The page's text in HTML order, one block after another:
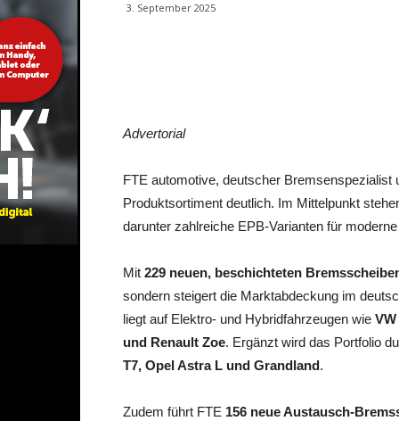
3. September 2025
Advertorial
FTE automotive, deutscher Bremsenspezialist
Produktsortiment deutlich. Im Mittelpunkt
darunter zahlreiche EPB-Varianten für
Mit 229 neuen, beschichteten
sondern steigert die Marktabdeckung im
liegt auf Elektro- und Hybridfahrzeugen wie
und Renault Zoe. Ergänzt wird das Portfolio
T7, Opel Astra L und Grandland.
Zudem führt FTE 156 neue Austausch-